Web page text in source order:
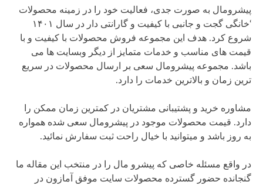
پیشرومال به صورت جدی، فعالیت خود را در زمینه محصولات
‘خانگی گجت و جانبی با کیفیت و گارانتی دار در سال ۱۴۰۱
شروع کرد. هدف این مجموعه فروش محصولات با کیفیت و با
قیمت های مناسب و خدمات متمایز از دیگر وبسایت ها می
باشد. مجموعه پیشرومال سعی بر ارسال محصولات در سریع
ترین زمان و بالاترین خدمات را دارد.
مشاوره خرید و پشتیبانی مشتریان در کمترین زمان ممکن را
دارد. قیمت محصولات موجود در پیشرومال سعی شده همواره
به روز باشد و میتوانید با خیال راحت ثبت سفارش نمائید.
در واقع مسئله خاصی که پیشرو مال را در منتخب این مقاله ما
گنجانده حضور گسترده محصولات سایت موفق آمازون در